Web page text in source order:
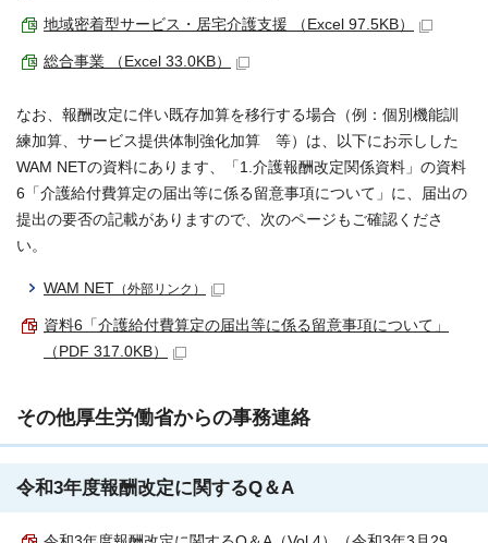
地域密着型サービス・居宅介護支援 （Excel 97.5KB）
総合事業 （Excel 33.0KB）
なお、報酬改定に伴い既存加算を移行する場合（例：個別機能訓
練加算、サービス提供体制強化加算 等）は、以下にお示しした
WAM NETの資料にあります、「1.介護報酬改定関係資料」の資料
6「介護給付費算定の届出等に係る留意事項について」に、届出の
提出の要否の記載がありますので、次のページもご確認くださ
い。
WAM NET （外部リンク）
資料6「介護給付費算定の届出等に係る留意事項について」
（PDF 317.0KB）
その他厚生労働省からの事務連絡
令和3年度報酬改定に関するQ＆A